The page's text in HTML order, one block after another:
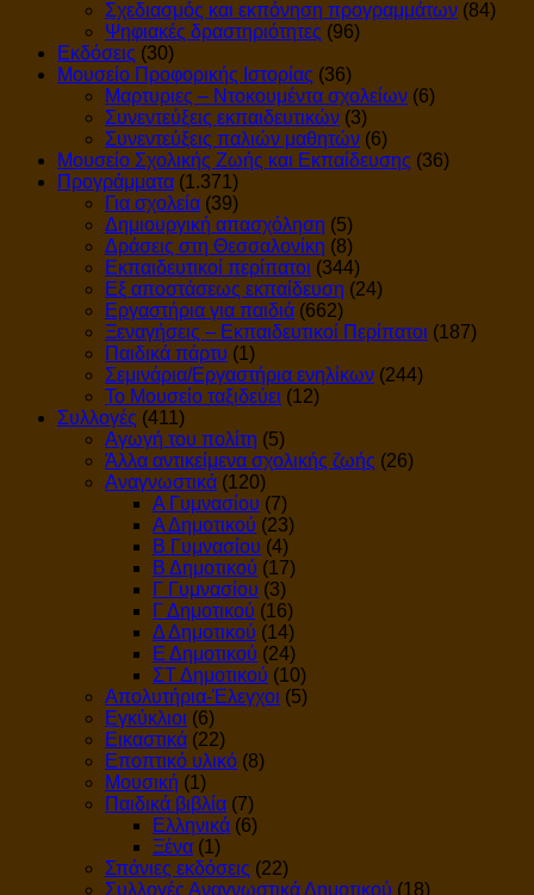
Σχεδιασμός και εκπόνηση προγραμμάτων (84)
Ψηφιακές δραστηριότητες (96)
Εκδόσεις (30)
Μουσείο Προφορικής Ιστορίας (36)
Μαρτυριες – Ντοκουμέντα σχολείων (6)
Συνεντεύξεις εκπαιδευτικών (3)
Συνεντεύξεις παλιών μαθητών (6)
Μουσείο Σχολικής Ζωής και Εκπαίδευσης (36)
Προγράμματα (1.371)
Για σχολεία (39)
Δημιουργική απασχόληση (5)
Δράσεις στη Θεσσαλονίκη (8)
Εκπαιδευτικοί περίπατοι (344)
Εξ αποστάσεως εκπαίδευση (24)
Εργαστήρια για παιδιά (662)
Ξεναγήσεις – Εκπαιδευτικοί Περίπατοι (187)
Παιδικά πάρτυ (1)
Σεμινάρια/Εργαστήρια ενηλίκων (244)
Το Μουσείο ταξιδεύει (12)
Συλλογές (411)
Αγωγή του πολίτη (5)
Άλλα αντικείμενα σχολικής ζωής (26)
Αναγνωστικά (120)
Α Γυμνασίου (7)
Α Δημοτικού (23)
Β Γυμνασίου (4)
Β Δημοτικού (17)
Γ Γυμνασίου (3)
Γ Δημοτικού (16)
Δ Δημοτικού (14)
Ε Δημοτικού (24)
ΣΤ Δημοτικού (10)
Απολυτήρια-Έλεγχοι (5)
Εγκύκλιοι (6)
Εικαστικά (22)
Εποπτικό υλικό (8)
Μουσική (1)
Παιδικά βιβλία (7)
Ελληνικά (6)
Ξένα (1)
Σπάνιες εκδόσεις (22)
Συλλογές Αναγνωστικά Δημοτικού (18)